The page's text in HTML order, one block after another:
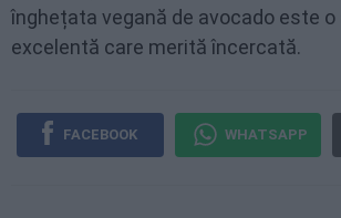
înghețata vegană de avocado este o
excelentă care merită încercată.
FACEBOOK WHATSAPP